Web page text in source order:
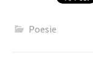
Poesie